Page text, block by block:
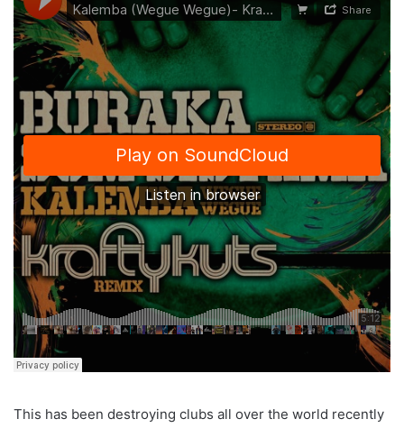
This has been destroying clubs all over the world recently